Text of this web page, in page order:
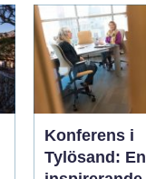
Konferens i
Tylösand: En